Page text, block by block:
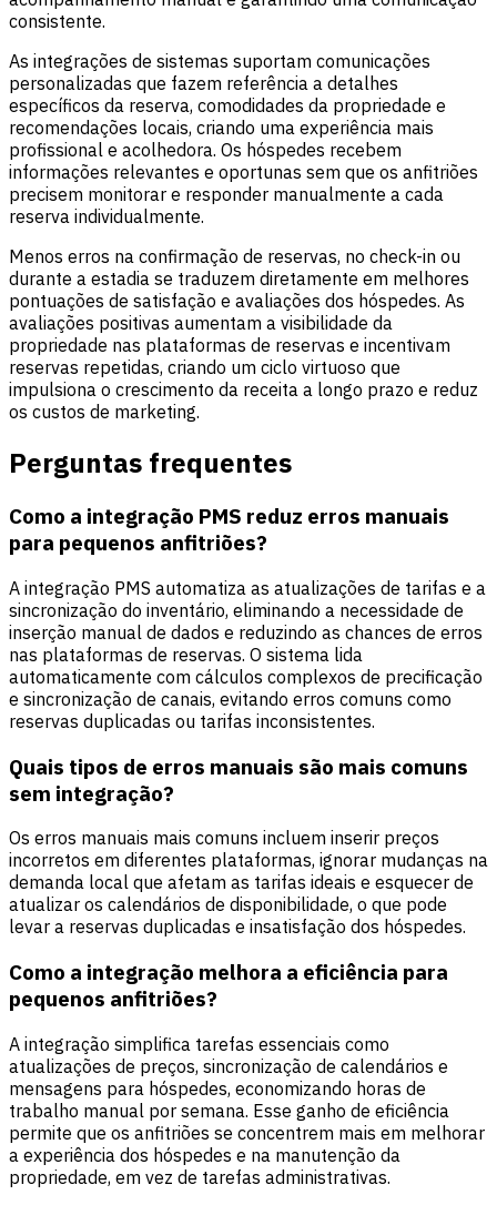
consistente.
As integrações de sistemas suportam comunicações
personalizadas que fazem referência a detalhes
específicos da reserva, comodidades da propriedade e
recomendações locais, criando uma experiência mais
profissional e acolhedora. Os hóspedes recebem
informações relevantes e oportunas sem que os anfitriões
precisem monitorar e responder manualmente a cada
reserva individualmente.
Menos erros na confirmação de reservas, no check-in ou
durante a estadia se traduzem diretamente em melhores
pontuações de satisfação e avaliações dos hóspedes. As
avaliações positivas aumentam a visibilidade da
propriedade nas plataformas de reservas e incentivam
reservas repetidas, criando um ciclo virtuoso que
impulsiona o crescimento da receita a longo prazo e reduz
os custos de marketing.
Perguntas frequentes
Como a integração PMS reduz erros manuais
para pequenos anfitriões?
A integração PMS automatiza as atualizações de tarifas e a
sincronização do inventário, eliminando a necessidade de
inserção manual de dados e reduzindo as chances de erros
nas plataformas de reservas. O sistema lida
automaticamente com cálculos complexos de precificação
e sincronização de canais, evitando erros comuns como
reservas duplicadas ou tarifas inconsistentes.
Quais tipos de erros manuais são mais comuns
sem integração?
Os erros manuais mais comuns incluem inserir preços
incorretos em diferentes plataformas, ignorar mudanças na
demanda local que afetam as tarifas ideais e esquecer de
atualizar os calendários de disponibilidade, o que pode
levar a reservas duplicadas e insatisfação dos hóspedes.
Como a integração melhora a eficiência para
pequenos anfitriões?
A integração simplifica tarefas essenciais como
atualizações de preços, sincronização de calendários e
mensagens para hóspedes, economizando horas de
trabalho manual por semana. Esse ganho de eficiência
permite que os anfitriões se concentrem mais em melhorar
a experiência dos hóspedes e na manutenção da
propriedade, em vez de tarefas administrativas.